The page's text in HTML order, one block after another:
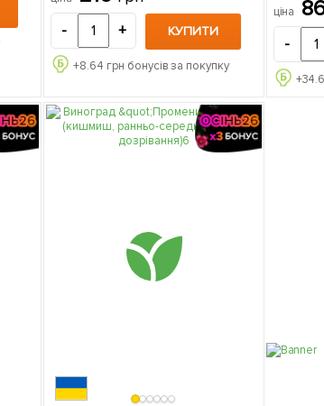
- + КУПИТИ
+8.64 грн бонусів за покупку
ціна
-
+